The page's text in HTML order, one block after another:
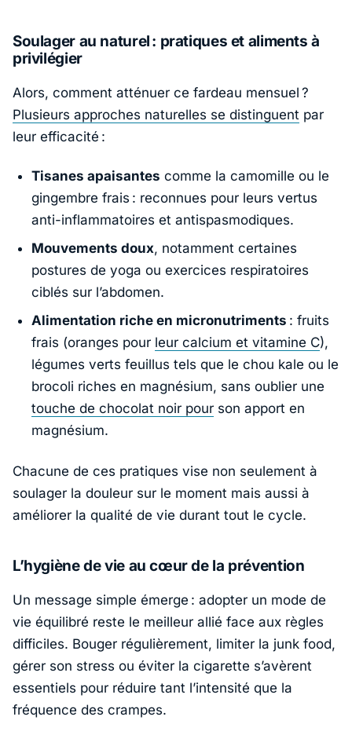
Soulager au naturel : pratiques et aliments à
privilégier
Alors, comment atténuer ce fardeau mensuel ?
Plusieurs approches naturelles se distinguent par
leur efficacité :
Tisanes apaisantes comme la camomille ou le
gingembre frais : reconnues pour leurs vertus
anti-inflammatoires et antispasmodiques.
Mouvements doux, notamment certaines
postures de yoga ou exercices respiratoires
ciblés sur l’abdomen.
Alimentation riche en micronutriments : fruits
frais (oranges pour leur calcium et vitamine C),
légumes verts feuillus tels que le chou kale ou le
brocoli riches en magnésium, sans oublier une
touche de chocolat noir pour son apport en
magnésium.
Chacune de ces pratiques vise non seulement à
soulager la douleur sur le moment mais aussi à
améliorer la qualité de vie durant tout le cycle.
L’hygiène de vie au cœur de la prévention
Un message simple émerge : adopter un mode de
vie équilibré reste le meilleur allié face aux règles
difficiles. Bouger régulièrement, limiter la junk food,
gérer son stress ou éviter la cigarette s’avèrent
essentiels pour réduire tant l’intensité que la
fréquence des crampes.